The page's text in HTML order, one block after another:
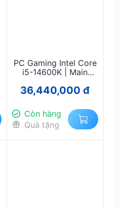
PC Gaming Intel Core
i5-14600K | Main
RTX 5060 Ti 16GB |
SSD NVMe 1TB |
Nguồn 750W – Chiến
Game 2K, Đồ Họa,
Livestream
36,440,000 đ
Còn hàng
Quà tặng